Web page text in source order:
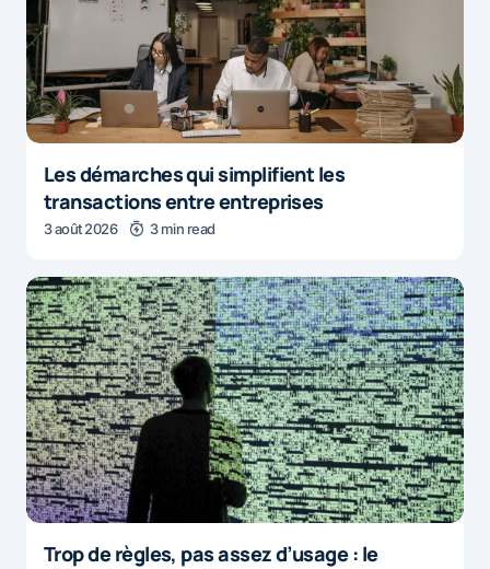
Les démarches qui simplifient les
transactions entre entreprises
3 août 2026 3 min read
Trop de règles, pas assez d’usage : le